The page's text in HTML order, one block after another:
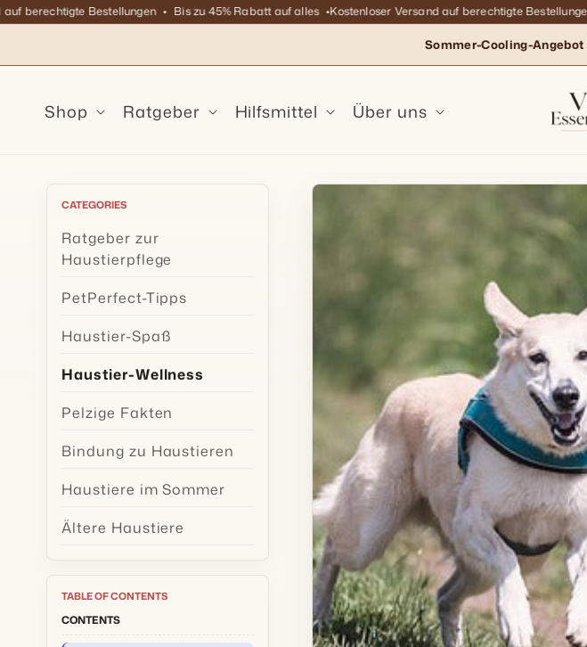
zumBestellungen Bis zu 45% Rabatt auf alles Kostenloser Versand auf berechtigte Bestellungen
Sommer-Cooling-Angebot
Shop Ratgeber Hilfsmittel Über uns
CATEGORIES
Ratgeber zur
Haustierpflege
PetPerfect-Tipps
Haustier-Spaß
Haustier-Wellness
Pelzige Fakten
Bindung zu Haustieren
Haustiere im Sommer
Ältere Haustiere
TABLE OF CONTENTS
CONTENTS